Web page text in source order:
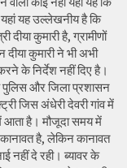
यहां यह उल्लेखनीय है कि
दीया कुमारी है, ग्रामीणों
कुमारी ने भी अभी
के निर्देश नहीं दिए है।
पुलिस और जिला प्रशासन
जिस अंधेरी देवरी गांव में
आता है। मौजूदा समय में
है, लेकिन कानावत
नहीं दे रही। ब्यावर के